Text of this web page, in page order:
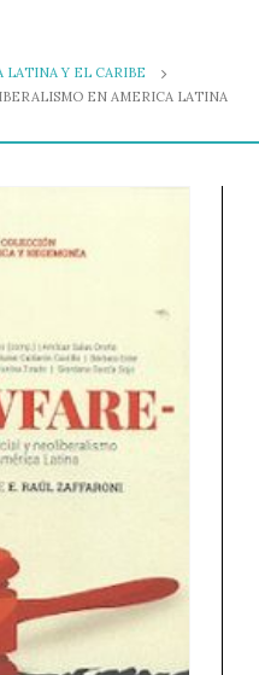
LATINA Y EL CARIBE
EN AMERICA LATINA